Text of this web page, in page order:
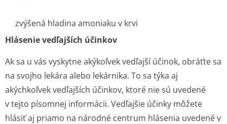
zvýšená hladina amoniaku v krvi
Hlásenie vedľajších účinkov
Ak sa u vás vyskytne akýkoľvek vedľajší účinok, obráťte sa
na svojho lekára alebo lekárnika. To sa týka aj
akýchkoľvek vedľajších účinkov, ktoré nie sú uvedené
v tejto písomnej informácii. Vedľajšie účinky môžete
hlásiť aj priamo na národné centrum hlásenia uvedené v